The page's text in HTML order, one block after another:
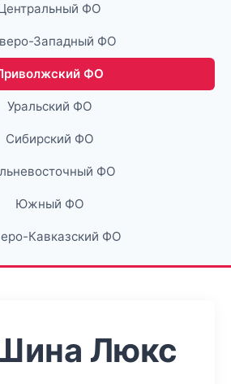
ФО
Западный ФО
ФО
Уральский ФО
Сибирский ФО
ФО
Южный ФО
Кавказский ФО
Люкс